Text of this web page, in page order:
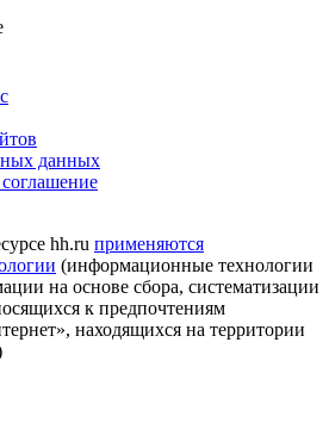
данных
hh.ru применяются
(информационные технологии
на основе сбора, систематизации
к предпочтениям
находящихся на территории